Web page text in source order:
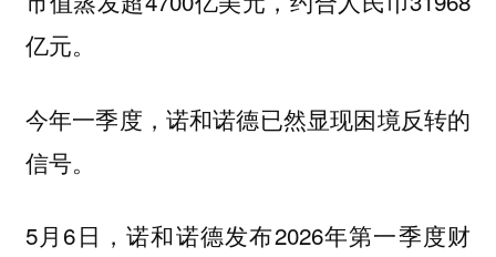
亿元。
今年一季度，诺和诺德已然显现困境反转的
信号。
5月6日，诺和诺德发布2026年第一季度财